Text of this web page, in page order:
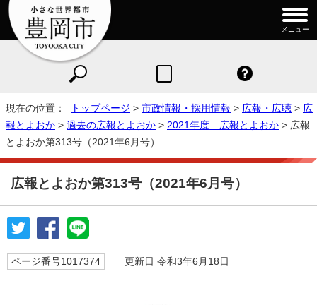
メニュー
現在の位置： トップページ > 市政情報・採用情報 > 広報・広聴 > 広
報とよおか > 過去の広報とよおか > 2021年度 広報とよおか > 広報
とよおか第313号（2021年6月号）
広報とよおか第313号（2021年6月号）
ページ番号1017374 更新日 令和3年6月18日